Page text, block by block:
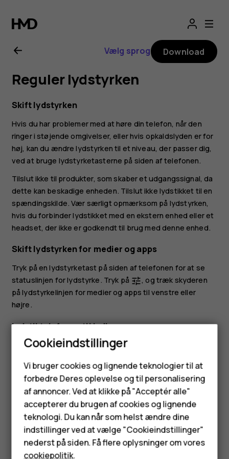
Brugervejledning
til
Nokia
1.4
Smartphones
Feature-telefoner
Tilbehør
HMD Terra M
Tablets
Vælg sprog Download
Reguler lydstyrken
Skift lydstyrken
Hvis du har problemer med at høre din telefon, når den
ringer i støjende omgivelser, eller hvis opkaldslyden er for
høj, kan du ændre lydstyrken til et niveau, der passer dig,
ved at bruge lydstyrketasterne på siden af telefonen.
Tilslut ikke til produkter, som skaber et udgangssignal, da
dette kan beskadige enheden. Tilslut ikke lydstikket til en
spændingskilde. Vær særligt opmærksom på lydstyrken,
hvis du forbinder lydstikket med en ekstern enhed eller et
headset, der ikke er godkendt til brug med denne enhed.
Skift lydstyrken for medier og apps
Tryk på en lydstyrketast på siden af telefonen for at se
statuslinjen for lydstyrke. Tryk på tune, og træk skyderen
på lydstyrkelinjen for medier og apps til venstre eller
højre.
Indstil telefonen til lydløs
Hvis du vil indstille telefonen til lydløs, skal du trykke på
telefon til kun at vibrere og trykke påvibrationfor at indstille
den til lydløs.
Synes du, dette var nyttigt?
Cookieindstillinger
Vi bruger cookies og lignende teknologier til at
forbedre Deres oplevelse og til personalisering
af annoncer. Ved at klikke på "Acceptér alle"
accepterer du brugen af cookies og lignende
teknologi. Du kan når som helst ændre dine
indstillinger ved at vælge "Cookieindstillinger"
nederst på siden. Få flere oplysninger om vores
cookiepolitik.